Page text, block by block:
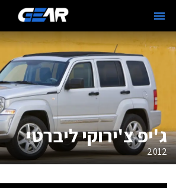
ג'יפ צ'ירוקי ליברטי
2012